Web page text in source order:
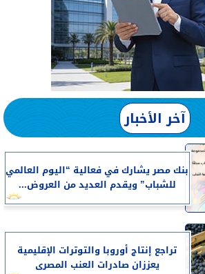
آخر الأخبار
بنك مصر يشارك في فعالية “اليوم العالمي
للشباب” ويقدم العديد من العروض...
تراجع إنتاج أوروبا والتوترات الإقليمية
يعززان صادرات العنب المصرى